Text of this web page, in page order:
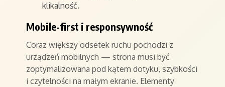
klikalność.
Mobile-first i responsywność
Coraz większy odsetek ruchu pochodzi z
urządzeń mobilnych — strona musi być
zoptymalizowana pod kątem dotyku, szybkości
i czytelności na małym ekranie. Elementy